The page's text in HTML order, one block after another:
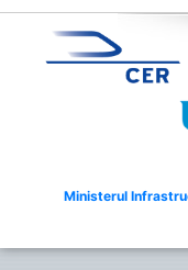
Ministerul